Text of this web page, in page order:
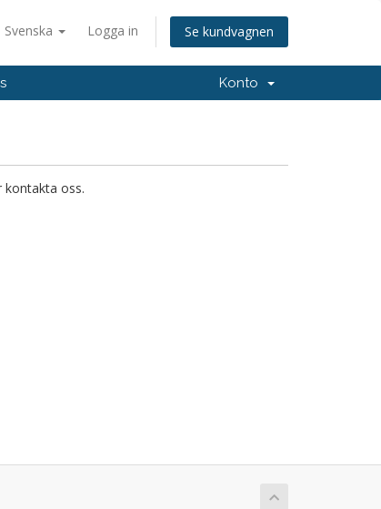
Svenska Logga in Se kundvagnen
Konto
kontakta oss.